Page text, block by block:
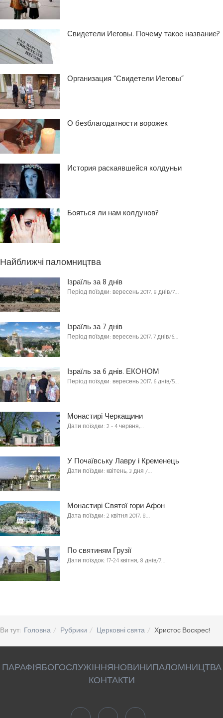
Свидетели Иеговы. Почему такое название?
Организация “Свидетели Иеговы”
О безблагодатности ворожек
История раскаявшейся колдуньи
Бояться ли нам колдунов?
Найближчі паломництва
Ізраїль за 8 днів
Період поїздки: вересень 2017, 8 днів/7…
Ізраїль за 7 днів
Період поїздки: вересень 2017, 7 днів/6…
Ізраїль за 6 днів. ЕКОНОМ
Період поїздки: вересень 2017, 6 днів/5…
Монастирі Черкащини
Дати поїздки: 2 - 4 червня,…
У Почаївську Лавру і Кременець
Дати поїздки: квітень, 3 дня /…
Монастирі Святої гори Афон
Дата поїздки: 2 квітня 2017, 8…
По святиням Грузії
Дати поїздок: 17-24 квітня, 8 днів/7…
Ви тут: Головна Рубрики Церковні свята Христос Воскрес!
ПАРАФІЯБОГОСЛУЖІННЯНОВИНИПАЛОМНИЦТВА
КОНТАКТИ